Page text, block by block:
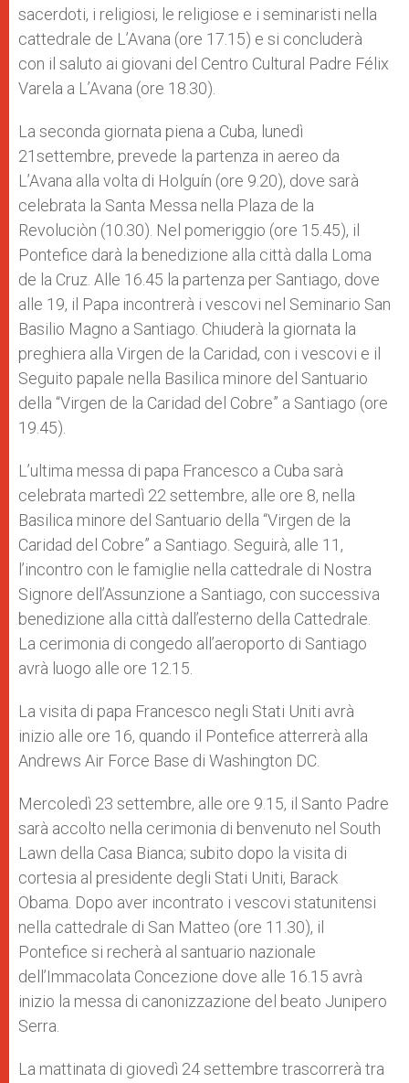
sacerdoti, i religiosi, le religiose e i seminaristi nella
cattedrale de L’Avana (ore 17.15) e si concluderà
con il saluto ai giovani del Centro Cultural Padre Félix
Varela a L’Avana (ore 18.30).
La seconda giornata piena a Cuba, lunedì
21settembre, prevede la partenza in aereo da
L’Avana alla volta di Holguín (ore 9.20), dove sarà
celebrata la Santa Messa nella Plaza de la
Revoluciòn (10.30). Nel pomeriggio (ore 15.45), il
Pontefice darà la benedizione alla città dalla Loma
de la Cruz. Alle 16.45 la partenza per Santiago, dove
alle 19, il Papa incontrerà i vescovi nel Seminario San
Basilio Magno a Santiago. Chiuderà la giornata la
preghiera alla Virgen de la Caridad, con i vescovi e il
Seguito papale nella Basilica minore del Santuario
della “Virgen de la Caridad del Cobre” a Santiago (ore
19.45).
L’ultima messa di papa Francesco a Cuba sarà
celebrata martedì 22 settembre, alle ore 8, nella
Basilica minore del Santuario della “Virgen de la
Caridad del Cobre” a Santiago. Seguirà, alle 11,
l’incontro con le famiglie nella cattedrale di Nostra
Signore dell’Assunzione a Santiago, con successiva
benedizione alla città dall’esterno della Cattedrale.
La cerimonia di congedo all’aeroporto di Santiago
avrà luogo alle ore 12.15.
La visita di papa Francesco negli Stati Uniti avrà
inizio alle ore 16, quando il Pontefice atterrerà alla
Andrews Air Force Base di Washington DC.
Mercoledì 23 settembre, alle ore 9.15, il Santo Padre
sarà accolto nella cerimonia di benvenuto nel South
Lawn della Casa Bianca; subito dopo la visita di
cortesia al presidente degli Stati Uniti, Barack
Obama. Dopo aver incontrato i vescovi statunitensi
nella cattedrale di San Matteo (ore 11.30), il
Pontefice si recherà al santuario nazionale
dell’Immacolata Concezione dove alle 16.15 avrà
inizio la messa di canonizzazione del beato Junipero
Serra.
La mattinata di giovedì 24 settembre trascorrerà tra